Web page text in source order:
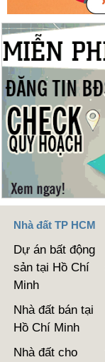
Nhà đất TP HCM
Dự án bất động
sản tại Hồ Chí
Minh
Nhà đất bán tại
Hồ Chí Minh
Nhà đất cho